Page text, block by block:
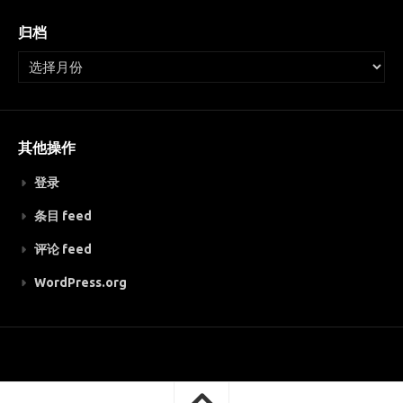
归档
其他操作
登录
条目 feed
评论 feed
WordPress.org